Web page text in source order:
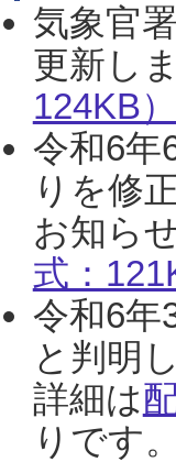
気象官
更新し
124KB）
令和6年
りを修
お知ら
式：
令和6年
と判明
詳細は
りです